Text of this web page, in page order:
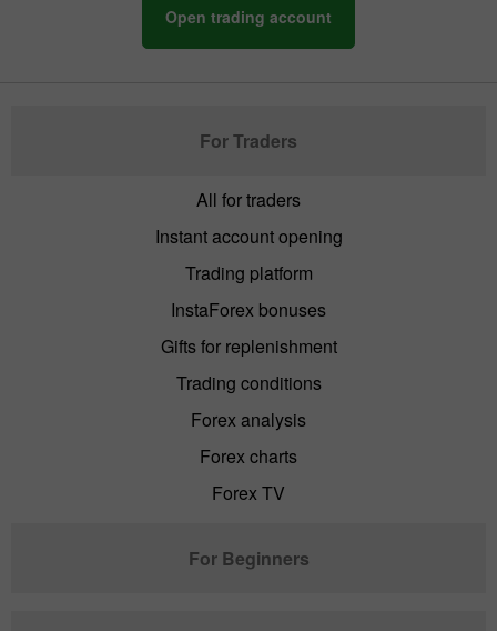
Open trading account
For Traders
All for traders
Instant account opening
Trading platform
InstaForex bonuses
Gifts for replenishment
Trading conditions
Forex analysis
Forex charts
Forex TV
For Beginners